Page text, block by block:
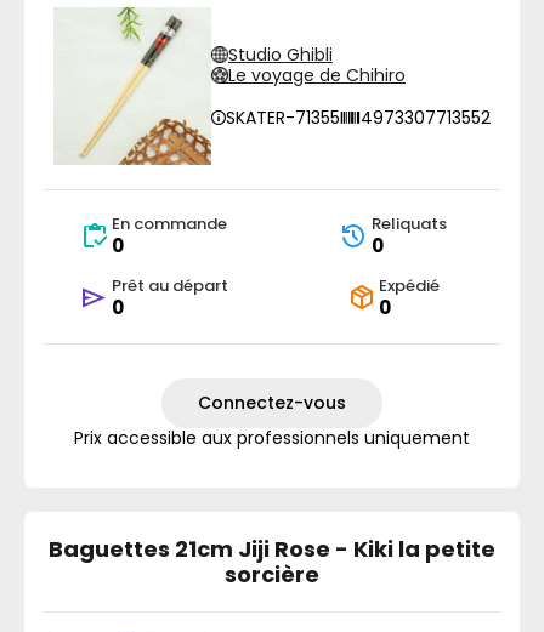
Studio Ghibli
Le voyage de Chihiro
SKATER-71355
4973307713552
En commande
0
Reliquats
0
Prêt au départ
0
Expédié
0
Connectez-vous
Prix accessible aux professionnels uniquement
Baguettes 21cm Jiji Rose - Kiki la petite
sorcière